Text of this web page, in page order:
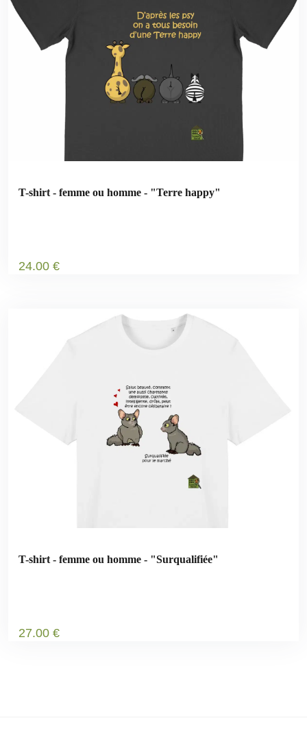
T-shirt - femme ou homme - "Terre happy"
24.00 €
T-shirt - femme ou homme - "Surqualifiée"
27.00 €